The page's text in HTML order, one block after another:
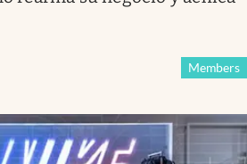
Members